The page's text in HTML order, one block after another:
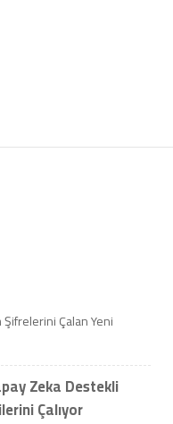
Çalan Yeni
Zeka Destekli
Çalıyor